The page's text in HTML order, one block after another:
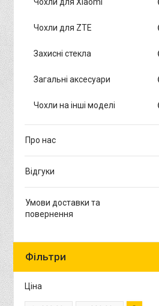
Чохли для ZTE
Захисні стекла
Загальні аксесуари
Чохли на інші моделі
Про нас
Відгуки
Умови доставки та
повернення
Фільтри
Ціна